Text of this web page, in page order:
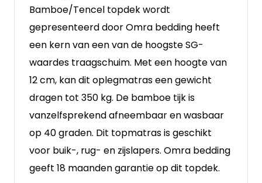
Bamboe/Tencel topdek wordt
gepresenteerd door Omra bedding heeft
een kern van een van de hoogste SG-
waardes traagschuim. Met een hoogte van
12 cm, kan dit oplegmatras een gewicht
dragen tot 350 kg. De bamboe tijk is
vanzelfsprekend afneembaar en wasbaar
op 40 graden. Dit topmatras is geschikt
voor buik-, rug- en zijslapers. Omra bedding
geeft 18 maanden garantie op dit topdek.